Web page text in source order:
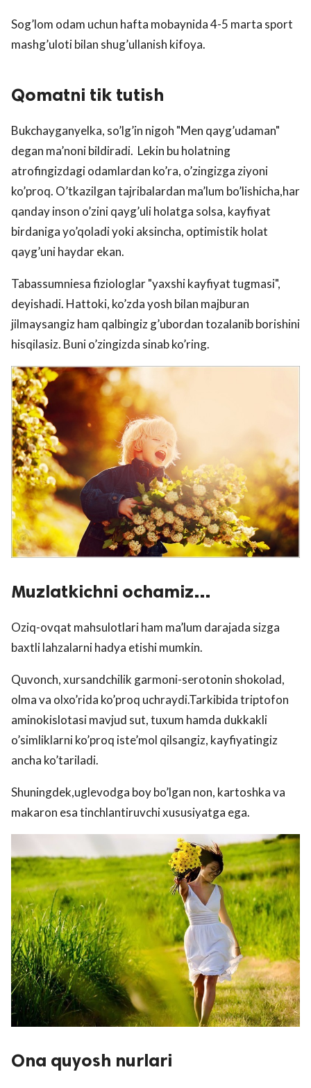
Sog’lom odam uchun hafta mobaynida 4-5 marta sport
mashg’uloti bilan shug’ullanish kifoya.
Qomatni tik tutish
Bukchayganyelka, so’lg’in nigoh "Men qayg’udaman"
degan ma’noni bildiradi. Lekin bu holatning
atrofingizdagi odamlardan ko’ra, o’zingizga ziyoni
ko’proq. O’tkazilgan tajribalardan ma’lum bo’lishicha,har
qanday inson o’zini qayg’uli holatga solsa, kayfiyat
birdaniga yo’qoladi yoki aksincha, optimistik holat
qayg’uni haydar ekan.
Tabassumniesa fiziologlar "yaxshi kayfiyat tugmasi",
deyishadi. Hattoki, ko’zda yosh bilan majburan
jilmaysangiz ham qalbingiz g’ubordan tozalanib borishini
hisqilasiz. Buni o’zingizda sinab ko’ring.
Muzlatkichni ochamiz…
Oziq-ovqat mahsulotlari ham ma’lum darajada sizga
baxtli lahzalarni hadya etishi mumkin.
Quvonch, xursandchilik garmoni-serotonin shokolad,
olma va olxo’rida ko’proq uchraydi.Tarkibida triptofon
aminokislotasi mavjud sut, tuxum hamda dukkakli
o’simliklarni ko’proq iste’mol qilsangiz, kayfiyatingiz
ancha ko’tariladi.
Shuningdek,uglevodga boy bo’lgan non, kartoshka va
makaron esa tinchlantiruvchi xususiyatga ega.
Ona quyosh nurlari